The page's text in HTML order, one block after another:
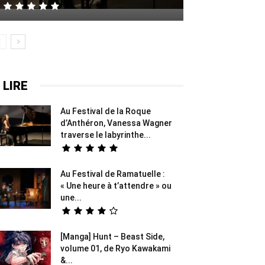
Au Festival de la Roque
d’Anthéron, Vanessa Wagner
traverse le labyrinthe...
Au Festival de Ramatuelle :
« Une heure à t’attendre » ou
une...
[Manga] Hunt – Beast Side,
volume 01, de Ryo Kawakami
&...